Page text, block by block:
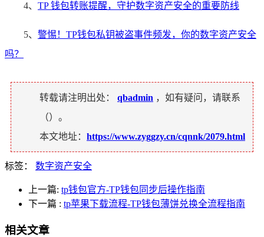
4、 TP 钱包转账提醒，守护数字资产安全的重要防线
5、 警惕！TP钱包私钥被盗事件频发，你的数字资产安全
吗？
转载请注明出处： qbadmin ，如有疑问，请联系
（）。
本文地址： https://www.zyggzy.cn/cqnnk/2079.html
标签： 数字资产安全
上一篇: tp钱包官方-TP钱包同步后操作指南
下一篇 : tp苹果下载流程-TP钱包薄饼兑换全流程指南
相关文章